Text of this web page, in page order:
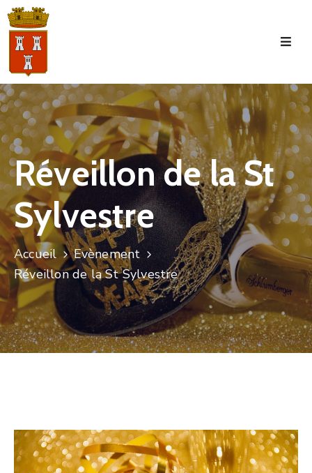
Accueil
La
Commune
Tourisme
Manifestations
Vie
Municipale
Services
Jeunesse
Réveillon de la St
Sylvestre
Accueil
Evènement
Réveillon de la St Sylvestre